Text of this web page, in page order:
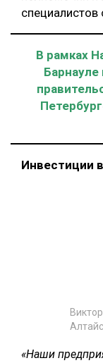
специалистов
В рамках
Инвестиции
«Наши